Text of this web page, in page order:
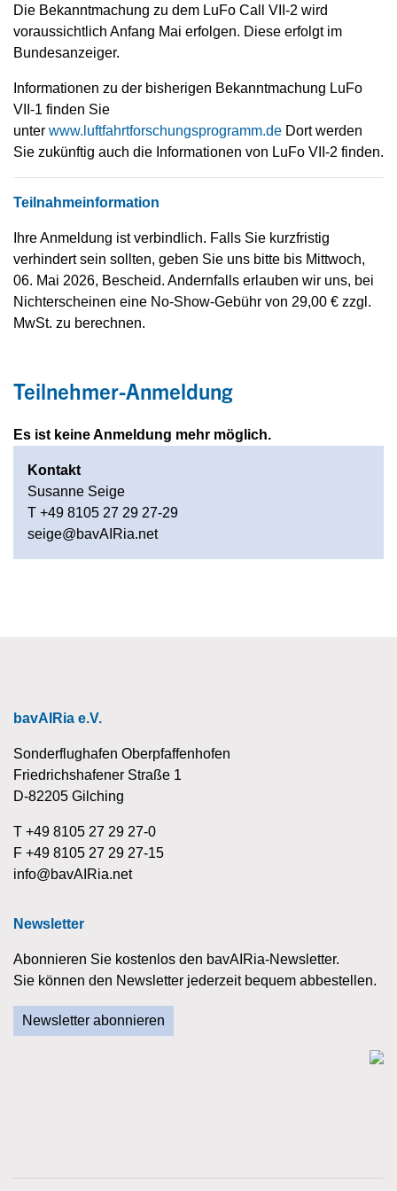
Kontakt
Susanne Seige
T +49 8105 27 29 27-29
seige@bavAIRia.net
Die Bekanntmachung zu dem LuFo Call VII-2 wird
voraussichtlich Anfang Mai erfolgen. Diese erfolgt im
Bundesanzeiger.
Informationen zu der bisherigen Bekanntmachung LuFo
VII-1 finden Sie
unter www.luftfahrtforschungsprogramm.de Dort werden
Sie zukünftig auch die Informationen von LuFo VII-2 finden.
Teilnahmeinformation
Ihre Anmeldung ist verbindlich. Falls Sie kurzfristig
verhindert sein sollten, geben Sie uns bitte bis Mittwoch,
06. Mai 2026, Bescheid. Andernfalls erlauben wir uns, bei
Nichterscheinen eine No-Show-Gebühr von 29,00 € zzgl.
MwSt. zu berechnen.
Teilnehmer-Anmeldung
Es ist keine Anmeldung mehr möglich.
bavAIRia e.V.
Sonderflughafen Oberpfaffenhofen
Friedrichshafener Straße 1
D-82205 Gilching
T +49 8105 27 29 27-0
F +49 8105 27 29 27-15
info@bavAIRia.net
Newsletter
Abonnieren Sie kostenlos den bavAIRia-Newsletter.
Sie können den Newsletter jederzeit bequem abbestellen.
Newsletter abonnieren